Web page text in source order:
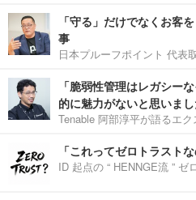
「守る」だけでなくお客
事
日本プルーフポイント 代表
「脆弱性管理はレガシー
的に魅力がないと思いまし
Tenable 阿部淳平が語るエ
「これってゼロトラスト
ID 起点の “ HENNGE流 ” ゼ